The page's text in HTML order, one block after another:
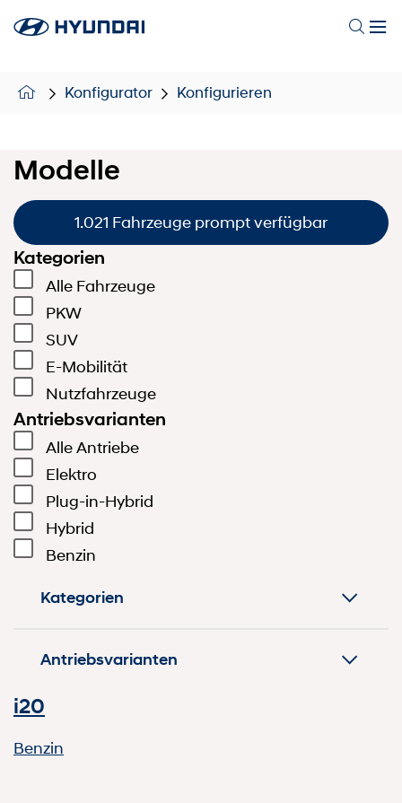
Konfigurator Konfigurieren
Modelle
1.021 Fahrzeuge prompt verfügbar
Kategorien
Alle Fahrzeuge
PKW
SUV
E-Mobilität
Nutzfahrzeuge
Antriebsvarianten
Alle Antriebe
Elektro
Plug-in-Hybrid
Hybrid
Benzin
Kategorien
Antriebsvarianten
i20
Benzin